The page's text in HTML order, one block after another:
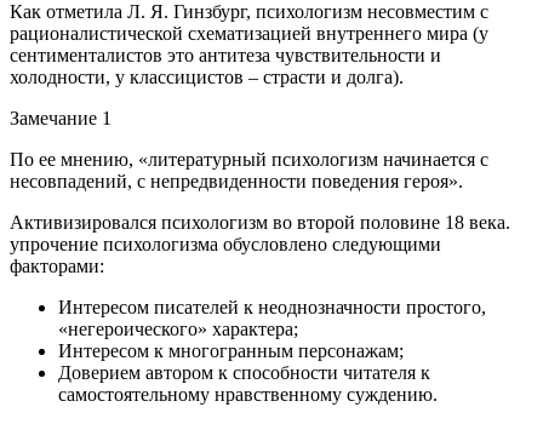
Как отметила Л. Я. Гинзбург, психологизм несовместим с
рационалистической схематизацией внутреннего мира (у
сентименталистов это антитеза чувствительности и
холодности, у классицистов – страсти и долга).
Замечание 1
По ее мнению, «литературный психологизм начинается с
несовпадений, с непредвиденности поведения героя».
Активизировался психологизм во второй половине 18 века.
упрочение психологизма обусловлено следующими
факторами:
Интересом писателей к неоднозначности простого,
«негероического» характера;
Интересом к многогранным персонажам;
Доверием автором к способности читателя к
самостоятельному нравственному суждению.